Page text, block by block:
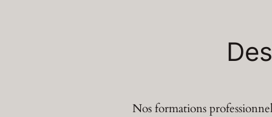
Nos formations